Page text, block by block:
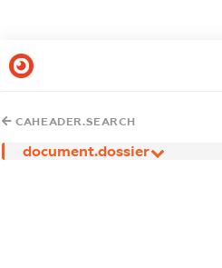
CAHEADER.SEARCH
document.dossier